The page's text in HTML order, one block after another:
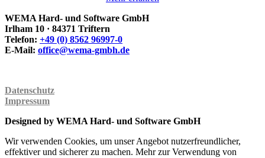
WEMA Hard- und Software GmbH
Irlham 10 · 84371 Triftern
Telefon: +49 (0) 8562 96997-0
E-Mail: ed.hbmg-amew@eciffo
Datenschutz
Impressum
Designed by WEMA Hard- und Software GmbH
Wir verwenden Cookies, um unser Angebot nutzerfreundlicher,
effektiver und sicherer zu machen. Mehr zur Verwendung von